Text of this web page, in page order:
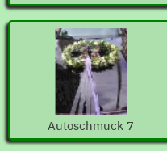
Autoschmuck 7